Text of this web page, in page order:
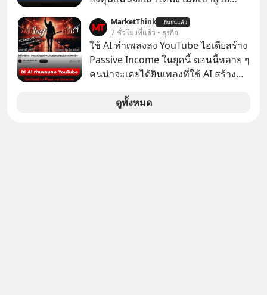
ใจของตัวเองและรักษาความสัมพันธ์
ของคนรอบข้างไปพร้อมกัน
#boundary #selfdevelopment #แอป
เท๋dinnertalk
#missiontothemoonpodcast
ภาษี หลายคนมักได้รับคำแนะนำให้
ลงทุนใน RMF เพราะนอกจากจะช่วยลด
หย่อนภาษีได้แล้ว ยังเป็นโอกาสในการ
สร้างความมั่งคั่งระยะยาว แต่น้อยคน
อะไรบ้าง ควรดู ตรงไหน ทำอย่างไร ถึง
จะดีกับเรา แล้วเราควรรู้ข้อมูลอะไร
MarketThink ยืนยันแล้ว
7 ชั่วโมงที่แล้ว • ธุรกิจ
ใช้ AI ทำเพลงลง YouTube ไอเดียสร้าง
Passive Income ในยุคนี้ ตอนนี้หลาย ๆ
คนน่าจะเคยได้ยินเพลงที่ใช้ AI สร้าง
รู้ตัวเรา” จากช่องชื่อว่า UNHEARD
ดูทั้งหมด